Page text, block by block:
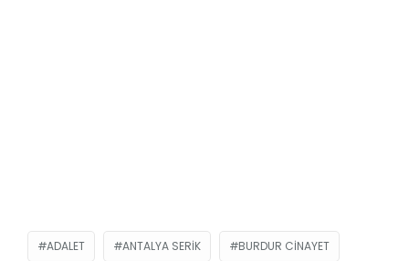
ADALET ANTALYA SERIK BURDUR CINAYET